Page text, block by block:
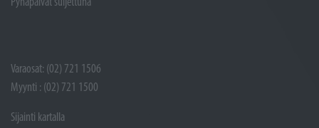
Varaosat: (02) 721 1506
Myynti : (02) 721 1500
Sijainti kartalla